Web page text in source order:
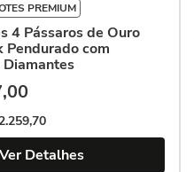
PREMIUM
4 Pássaros de Ouro
com
,00
2.259,70
Ver Detalhes